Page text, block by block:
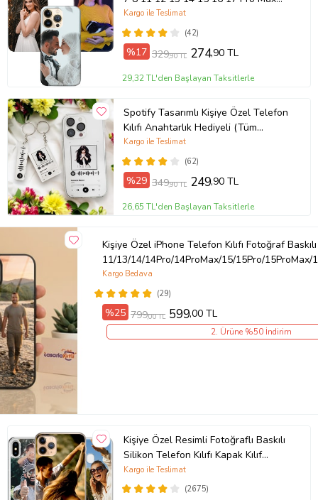
Plus Mini Kişiye Özel Resimli
Fotoğraflı Kılıf(42)
Kargo ile Teslimat
%17 329,90 TL 274,90 TL
29,32 TL'den Başlayan Taksitlerle
Spotify Tasarımlı Kişiye Özel Telefon
Kılıfı Anahtarlık Hediyeli (Tüm
Telefon Kılıfları Mevcuttur.)
(62)
Kargo ile Teslimat
%29 349,90 TL 249,90 TL
26,65 TL'den Başlayan Taksitlerle
Kişiye Özel iPhone Telefon Kılıfı Fotoğraf Baskılı
11/13/14/14Pro/14ProMax/15/15Pro/
(29)
Kargo Bedava
%25 799,00 TL 599,00 TL
2. Ürüne %50 İndirim
Kişiye Özel Resimli Fotoğraflı Baskılı
Silikon Telefon Kılıfı Kapak Kılıf
(Telefon Modelleri Açıklamada)
(2675)
Kargo ile Teslimat